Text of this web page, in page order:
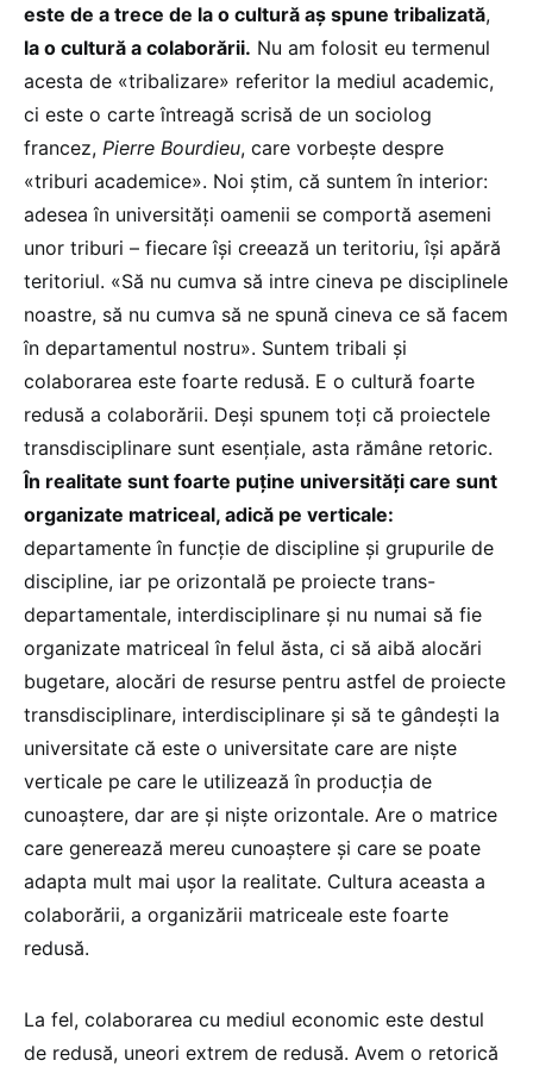
este de a trece de la o cultură aș spune tribalizată,
la o cultură a colaborării. Nu am folosit eu termenul
acesta de «tribalizare» referitor la mediul academic,
ci este o carte întreagă scrisă de un sociolog
francez, Pierre Bourdieu, care vorbește despre
«triburi academice». Noi știm, că suntem în interior:
adesea în universități oamenii se comportă asemeni
unor triburi – fiecare își creează un teritoriu, își apără
teritoriul. «Să nu cumva să intre cineva pe disciplinele
noastre, să nu cumva să ne spună cineva ce să facem
în departamentul nostru». Suntem tribali și
colaborarea este foarte redusă. E o cultură foarte
redusă a colaborării. Deși spunem toți că proiectele
transdisciplinare sunt esențiale, asta rămâne retoric.
În realitate sunt foarte puține universități care sunt
organizate matriceal, adică pe verticale:
departamente în funcție de discipline și grupurile de
discipline, iar pe orizontală pe proiecte trans-
departamentale, interdisciplinare și nu numai să fie
organizate matriceal în felul ăsta, ci să aibă alocări
bugetare, alocări de resurse pentru astfel de proiecte
transdisciplinare, interdisciplinare și să te gândești la
universitate că este o universitate care are niște
verticale pe care le utilizează în producția de
cunoaștere, dar are și niște orizontale. Are o matrice
care generează mereu cunoaștere și care se poate
adapta mult mai ușor la realitate. Cultura aceasta a
colaborării, a organizării matriceale este foarte
redusă.
La fel, colaborarea cu mediul economic este destul
de redusă, uneori extrem de redusă. Avem o retorică